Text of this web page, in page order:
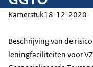
Kamerstuk18-12-2020
Beschrijving van de
leningfaciliteiten voor